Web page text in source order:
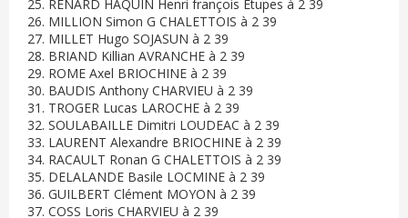
25. RENARD HAQUIN Henri françois Etupes à 2 39
26. MILLION Simon G CHALETTOIS à 2 39
27. MILLET Hugo SOJASUN à 2 39
28. BRIAND Killian AVRANCHE à 2 39
29. ROME Axel BRIOCHINE à 2 39
30. BAUDIS Anthony CHARVIEU à 2 39
31. TROGER Lucas LAROCHE à 2 39
32. SOULABAILLE Dimitri LOUDEAC à 2 39
33. LAURENT Alexandre BRIOCHINE à 2 39
34. RACAULT Ronan G CHALETTOIS à 2 39
35. DELALANDE Basile LOCMINE à 2 39
36. GUILBERT Clément MOYON à 2 39
37. COSS Loris CHARVIEU à 2 39